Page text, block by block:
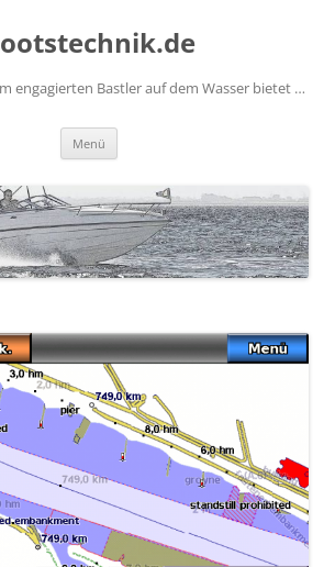
engagierten Bastler auf dem Wasser bietet …
Menü